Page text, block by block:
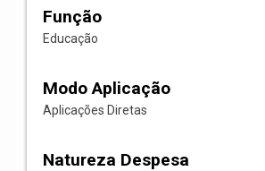
Função
Educação
Modo Aplicação
Aplicações Diretas
Natureza Despesa